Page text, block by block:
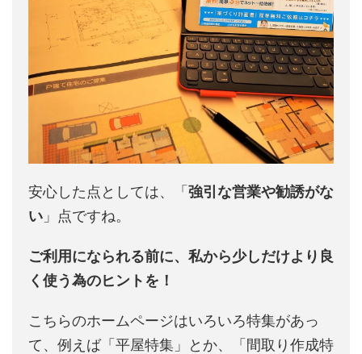
安心した点としては、「強引な営業や勧誘がな
い 」点ですね。
ご利用になられる前に、私から少しだけより良
く使う為のヒントを！
こちらのホームページはいろいろ特集があっ
て、例えば「平屋特集」とか、「間取り作成特